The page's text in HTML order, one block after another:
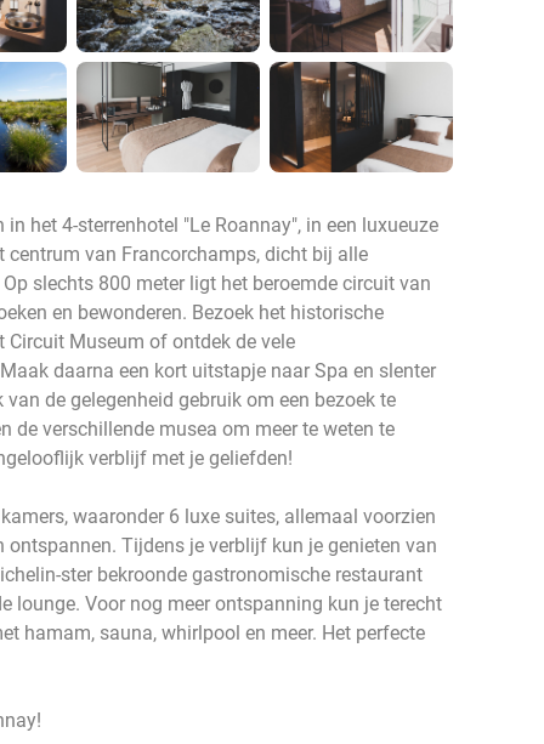
het 4-sterrenhotel "Le Roannay", in een luxueuze
centrum van Francorchamps, dicht bij alle
slechts 800 meter ligt het beroemde circuit van
en bewonderen. Bezoek het historische
Circuit Museum of ontdek de vele
daarna een kort uitstapje naar Spa en slenter
de gelegenheid gebruik om een bezoek te
de verschillende musea om meer te weten te
verblijf met je geliefden!
waaronder 6 luxe suites, allemaal voorzien
Tijdens je verblijf kun je genieten van
ster bekroonde gastronomische restaurant
lounge. Voor nog meer ontspanning kun je terecht
hamam, sauna, whirlpool en meer. Het perfecte